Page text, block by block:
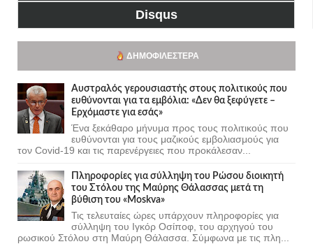
Disqus
ΔΗΜΟΦΙΛΈΣΤΕΡΑ
Αυστραλός γερουσιαστής στους πολιτικούς που
ευθύνονται για τα εμβόλια: «Δεν θα ξεφύγετε –
Ερχόμαστε για εσάς»
Ένα ξεκάθαρο μήνυμα προς τους πολιτικούς που
ευθύνονται για τους μαζικούς εμβολιασμούς για
τον Covid-19 και τις παρενέργειες που προκάλεσαν...
Πληροφορίες για σύλληψη του Ρώσου διοικητή
του Στόλου της Mαύρης Θάλασσας μετά τη
βύθιση του «Moskva»
Τις τελευταίες ώρες υπάρχουν πληροφορίες για
σύλληψη του Ιγκόρ Οσίποφ, του αρχηγού του
ρωσικού Στόλου στη Μαύρη Θάλασσα. Σύμφωνα με τις πλη...